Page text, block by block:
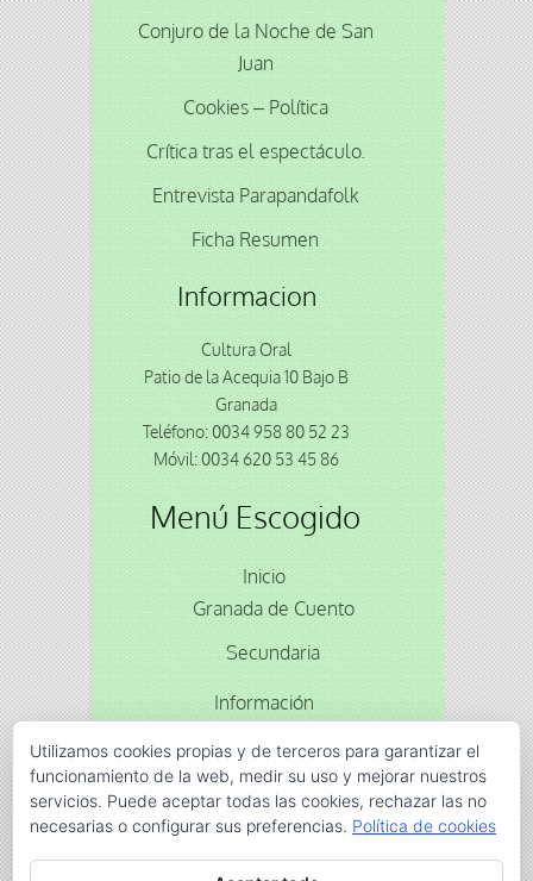
Conjuro de la Noche de San
Juan
Cookies – Política
Crítica tras el espectáculo.
Entrevista Parapandafolk
Ficha Resumen
Informacion
Cultura Oral
Patio de la Acequia 10 Bajo B
Granada
Teléfono: 0034 958 80 52 23
Móvil: 0034 620 53 45 86
Menú Escogido
Inicio
Granada de Cuento
Secundaria
Información
Reservas
Animacion cuentos gran via Moriscos
Olagüe
titeres
Utilizamos cookies propias y de terceros para garantizar el
funcionamiento de la web, medir su uso y mejorar nuestros
servicios. Puede aceptar todas las cookies, rechazar las no
necesarias o configurar sus preferencias. Política de cookies